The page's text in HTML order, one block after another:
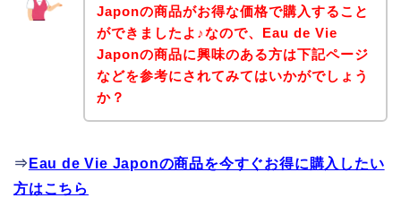
Japonの商品がお得な価格で購入すること
ができましたよ♪なので、Eau de Vie
Japonの商品に興味のある方は下記ページ
などを参考にされてみてはいかがでしょう
か？
⇒ Eau de Vie Japonの商品を今すぐお得に購入したい
方はこちら